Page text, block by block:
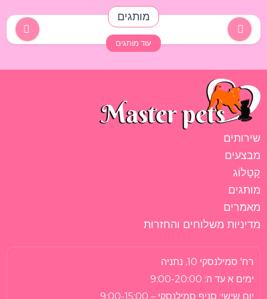
מותגים
עוד מותגים
רח' סמילנסקי 10, נתניה
ימים א עד ה: 9:00-20:00
יום שישי: סניף סמילנסקי – 9:00-15:00
שירותים
מבצעים
קָטָלוֹג
מותגים
מאמרים
מדיניות משלוחים והחזרות